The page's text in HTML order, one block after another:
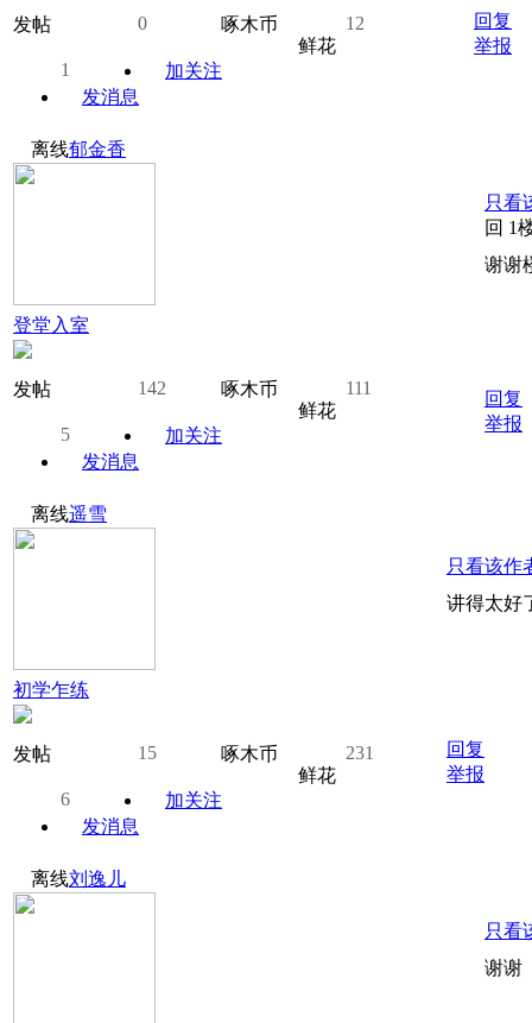
发帖 0 啄木币
12
鲜花
1
加关注
发消息
回复
举报
离线郁金香
登堂入室
发帖 142 啄木币
111
鲜花
5
加关注
发消息
只看
回 1
谢谢
回复
举报
离线遥雪
初学乍练
发帖 15 啄木币
231
鲜花
6
加关注
发消息
只看该作
讲得太好
回复
举报
离线刘逸儿
只看
谢谢